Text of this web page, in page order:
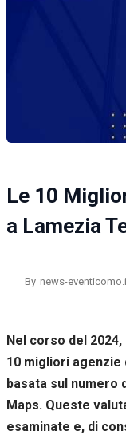
Le 10
a Lamezia
By news-
Nel corso del
10 migliori agenzie
basata sul numero
Maps. Queste
esaminate e, di
web
Esperienza
Per
esperienza
di
sito durante
Se rifiuti
questi
cookie,
alcune
funzioni del